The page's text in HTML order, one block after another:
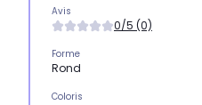
Avis
0/5 (0)
Forme
Rond
Coloris